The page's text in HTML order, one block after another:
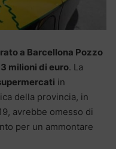
a Barcellona Pozzo
3 milioni di euro. La
in
della provincia, in
avrebbe omesso di
per un ammontare